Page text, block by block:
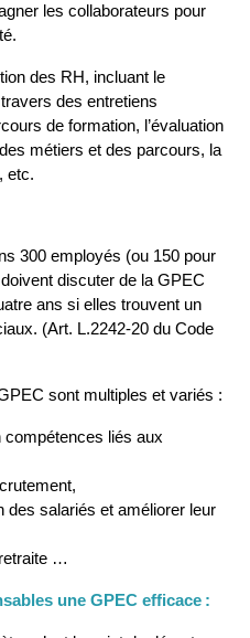
les collaborateurs pour
des RH, incluant le
des entretiens
de formation, l’évaluation
métiers et des parcours, la
etc.
300 employés (ou 150 pour
discuter de la GPEC
ans si elles trouvent un
(Art. L.2242-20 du Code
sont multiples et variés :
compétences liés aux
des salariés et améliorer leur
…
une GPEC efficace :